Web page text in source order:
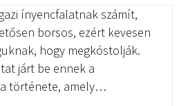
ínyencfalatnak számít,
borsos, ezért kevesen
hogy megkóstolják.
járt be ennek a
története, amely…